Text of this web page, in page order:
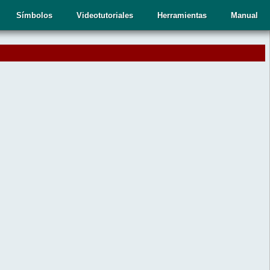
Manual
Herramientas
Videotutoriales
Símbolos